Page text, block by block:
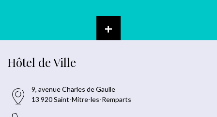
+
Hôtel de Ville
9, avenue Charles de Gaulle
13 920 Saint-Mitre-les-Remparts